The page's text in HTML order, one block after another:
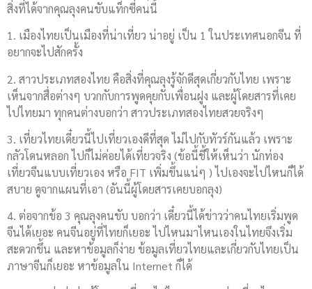
สิ่งที่ได้จากคุณลุงคนขับแท็กซี่คนนี้
1. เมืองไทยเป็นเมืองที่น่าเที่ยว น่าอยู่ เป็น 1 ในประเทศนอกจีน ที่
อยากจะไปสักครั้ง
2. สาวประเภทสองไทย คือสิ่งที่คุณลุงรู้จักดีสุดเกี่ยวกับไทย เพราะ
เห็นจากสื่อต่างๆ บวกกับการพูดคุยกับเพื่อนฝูง และผู้โดยสารที่เคย
ไปไทยมา ทุกคนต่างบอกว่า สาวประเภทสองไทยสวยจริงๆ
3. เที่ยวไทยเดี๋ยวนี้ไปเที่ยวเองดีที่สุด ไม่ไปกับทัวร์กันแล้ว เพราะ
กลัวโดนหลอก ไปก็ไม่ค่อยได้เที่ยวจริง (ข้อนี้ชี้ให้เห็นว่า นักท่อง
เที่ยวจีนแบบเที่ยวเอง หรือ FIT เพิ่มขึ้นแน่ๆ ) ไปเองจะไปไหนก็ได้
สบาย ดูจากแผนที่เอา (อันนี้ผู้โดยสารเคยบอกลุง)
4. ต่อจากข้อ 3 คุณลุงคนขับ บอกว่า เดี๋ยวนี้ได้ข่าวว่าคนไทยเริ่มพูด
จีนได้เยอะ คนจีนอยู่ที่ไทยก็เยอะ ไปไหนมาไหนเองในไทยจึงเริ่ม
สะดวกขึ้น และหาข้อมูลก็ง่าย ข้อมูลเที่ยวไทยและเกี่ยวกับไทยเป็น
ภาษาจีนก็เยอะ หาข้อมูลใน Internet ก็ได้